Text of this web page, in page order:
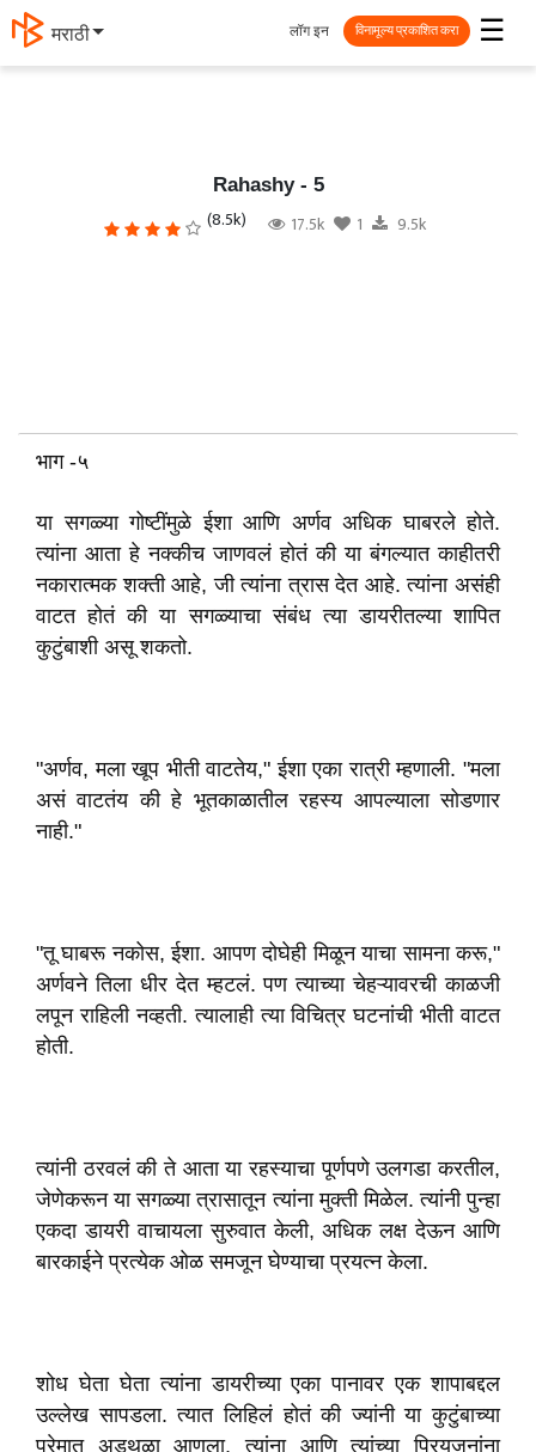
मराठी ☰
लॉग इन विनामूल्य प्रकाशित करा
Rahashy - 5
(8.5k) 17.5k 1 9.5k
भाग -५
या सगळ्या गोष्टींमुळे ईशा आणि अर्णव अधिक घाबरले होते.
त्यांना आता हे नक्कीच जाणवलं होतं की या बंगल्यात काहीतरी
नकारात्मक शक्ती आहे, जी त्यांना त्रास देत आहे. त्यांना असंही
वाटत होतं की या सगळ्याचा संबंध त्या डायरीतल्या शापित
कुटुंबाशी असू शकतो.
"अर्णव, मला खूप भीती वाटतेय," ईशा एका रात्री म्हणाली. "मला
असं वाटतंय की हे भूतकाळातील रहस्य आपल्याला सोडणार
नाही."
"तू घाबरू नकोस, ईशा. आपण दोघेही मिळून याचा सामना करू,"
अर्णवने तिला धीर देत म्हटलं. पण त्याच्या चेहऱ्यावरची काळजी
लपून राहिली नव्हती. त्यालाही त्या विचित्र घटनांची भीती वाटत
होती.
त्यांनी ठरवलं की ते आता या रहस्याचा पूर्णपणे उलगडा करतील,
जेणेकरून या सगळ्या त्रासातून त्यांना मुक्ती मिळेल. त्यांनी पुन्हा
एकदा डायरी वाचायला सुरुवात केली, अधिक लक्ष देऊन आणि
बारकाईने प्रत्येक ओळ समजून घेण्याचा प्रयत्न केला.
शोध घेता घेता त्यांना डायरीच्या एका पानावर एक शापाबद्दल
उल्लेख सापडला. त्यात लिहिलं होतं की ज्यांनी या कुटुंबाच्या
प्रेमात अडथळा आणला, त्यांना आणि त्यांच्या प्रियजनांना